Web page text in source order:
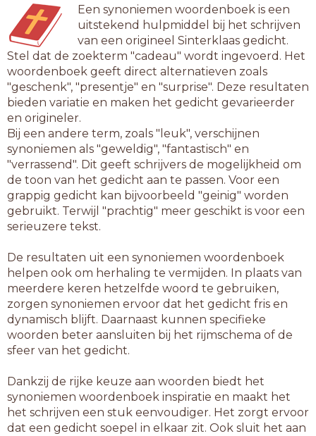
Een synoniemen woordenboek is een
uitstekend hulpmiddel bij het schrijven
van een origineel Sinterklaas gedicht.
Stel dat de zoekterm "cadeau" wordt ingevoerd. Het
woordenboek geeft direct alternatieven zoals
"geschenk", "presentje" en "surprise". Deze resultaten
bieden variatie en maken het gedicht gevarieerder
en origineler.
Bij een andere term, zoals "leuk", verschijnen
synoniemen als "geweldig", "fantastisch" en
"verrassend". Dit geeft schrijvers de mogelijkheid om
de toon van het gedicht aan te passen. Voor een
grappig gedicht kan bijvoorbeeld "geinig" worden
gebruikt. Terwijl "prachtig" meer geschikt is voor een
serieuzere tekst.
De resultaten uit een synoniemen woordenboek
helpen ook om herhaling te vermijden. In plaats van
meerdere keren hetzelfde woord te gebruiken,
zorgen synoniemen ervoor dat het gedicht fris en
dynamisch blijft. Daarnaast kunnen specifieke
woorden beter aansluiten bij het rijmschema of de
sfeer van het gedicht.
Dankzij de rijke keuze aan woorden biedt het
synoniemen woordenboek inspiratie en maakt het
het schrijven een stuk eenvoudiger. Het zorgt ervoor
dat een gedicht soepel in elkaar zit. Ook sluit het aan